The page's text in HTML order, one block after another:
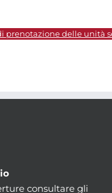
prenotazione delle unità
consultare gli